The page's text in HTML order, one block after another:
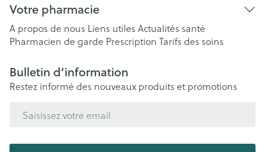
Votre pharmacie
A propos de nous Liens utiles Actualités santé
Pharmacien de garde Prescription Tarifs des soins
Bulletin d’information
Restez informé des nouveaux produits et promotions